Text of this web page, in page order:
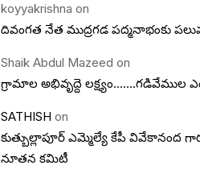
koyyakrishna on
దివంగత నేత ముద్రగడ పద్మనాభంకు
Shaik Abdul Mazeed on
గ్రామాల అభివృద్దె లక్ష్యం…….గడివేముల
SATHISH on
కుత్బుల్లాపూర్ ఎమ్మెల్యే కేపీ వివేకానంద
నూతన కమిటీ